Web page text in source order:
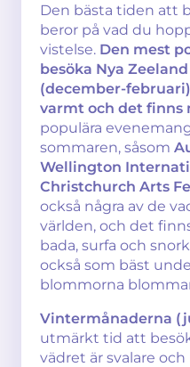
Den bästa tiden att
beror på vad du
vistelse. Den mest
besöka Nya
(december-
varmt och det finns
populära
sommaren, såsom
Wellington
Christchurch Arts
också några av de
världen, och det
bada, surfa och
också som bäst
blommorna
Vintermånaderna
utmärkt tid att
vädret är svalare